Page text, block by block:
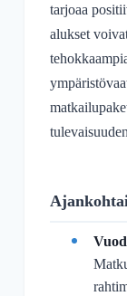
tarjoaa
alukset